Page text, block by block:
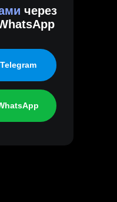
через